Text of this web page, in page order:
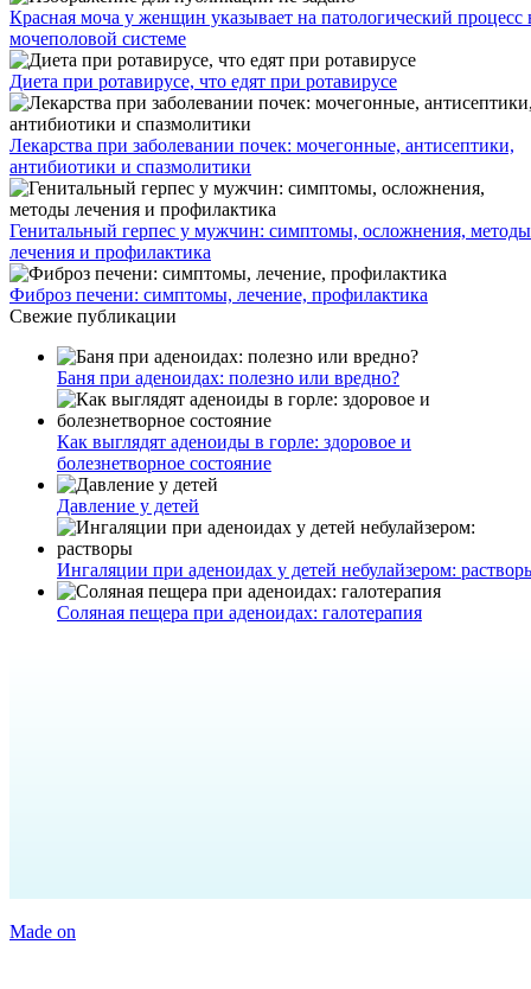
Красная моча у женщин указывает на патологический процесс
мочеполовой системе
Диета при ротавирусе, что едят при ротавирусе
Лекарства при заболевании почек: мочегонные, антисептики,
антибиотики и спазмолитики
Генитальный герпес у мужчин: симптомы, осложнения, методы
лечения и профилактика
Фиброз печени: симптомы, лечение, профилактика
Свежие публикации
Баня при аденоидах: полезно или вредно?
Как выглядят аденоиды в горле: здоровое и
болезнетворное состояние
Давление у детей
Ингаляции при аденоидах у детей небулайзером:
Соляная пещера при аденоидах: галотерапия
Made on